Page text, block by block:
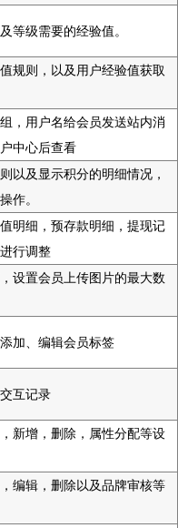
等级需要的经验值。
规则，以及用户经验值获取
，用户名给会员发送站内消
中心后查看
以及显示积分的明细情况，
作。
明细，预存款明细，提现记
行调整
设置会员上传图片的最大数
加、编辑会员标签
互记录
新增，删除，属性分配等设
编辑，删除以及品牌审核等